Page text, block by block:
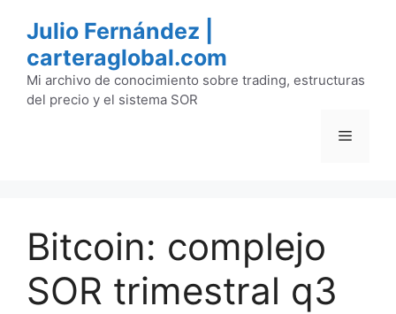
contenido
Julio Fernández |
carteraglobal.com
Mi archivo de conocimiento sobre trading, estructuras
del precio y el sistema SOR
Menú
Bitcoin: complejo
SOR trimestral q3